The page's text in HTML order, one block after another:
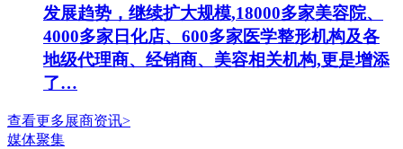
发展趋势，继续扩大规模,18000多家美容院、
4000多家日化店、600多家医学整形机构及各
地级代理商、经销商、美容相关机构,更是增添
了…
查看更多展商资讯>
媒体聚集